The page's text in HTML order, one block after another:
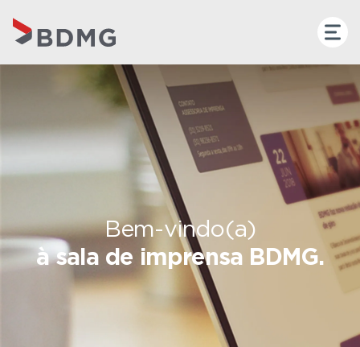
Bem-vindo(a)
à sala de imprensa BDMG.